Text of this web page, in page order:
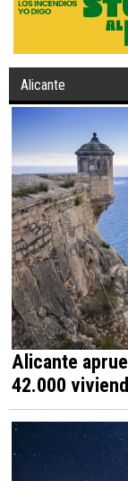
Alicante
Alicante
42.000